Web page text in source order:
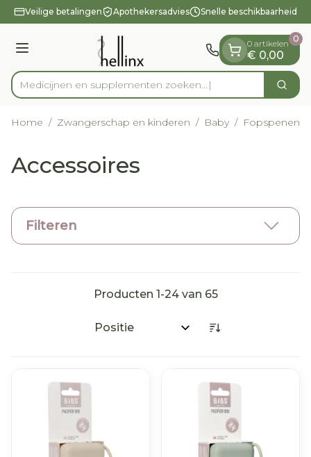
Ga naar de inhoud
1 van 1
Veilige betalingen Apothekersadvies Snelle beschikbaarheid
Menu
Product, merk, categorie...
Medicijnen en supplement Zoek
0 artikelen
€ 0,00
0
Home / Zwangerschap en kinderen / Baby / Fopspenen
Accessoires
Filteren
Producten 1-24van 65
Sorteer op: